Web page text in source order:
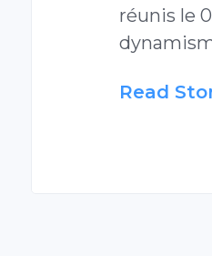
réunis le
Read